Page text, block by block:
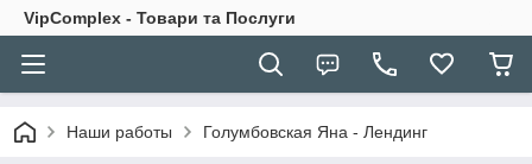
VipComplex - Товари та Послуги
Наши работы Голумбовская Яна - Лендинг